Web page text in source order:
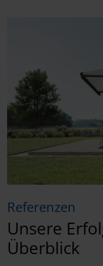
Referenzen
Unsere
Überblick